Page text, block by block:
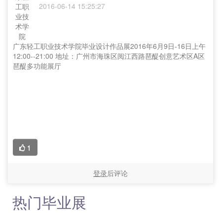
2016-06-14 15:25:27
广东轻工职业技术学院毕业设计作品展2016年6月9日-16日上午
12:00--21:00 地址：广州市海珠区阅江西路琶醍创意艺术区A区
琶醍多功能展厅
1
登录后评论
热门毕业展